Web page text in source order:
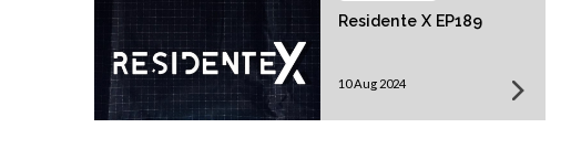
Residente X EP189
10 Aug 2024